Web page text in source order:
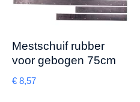
Mestschuif rubber
voor gebogen 75cm
€ 8,57